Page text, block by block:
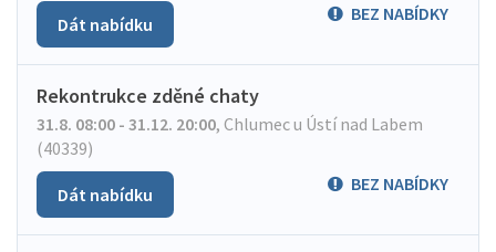
BEZ NABÍDKY
Dát nabídku
Rekontrukce zděné chaty
31.8. 08:00 - 31.12. 20:00, Chlumec u Ústí nad Labem
(40339)
BEZ NABÍDKY
Dát nabídku